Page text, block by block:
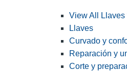
View All Llaves
Llaves
Curvado y
Reparación y
Corte y